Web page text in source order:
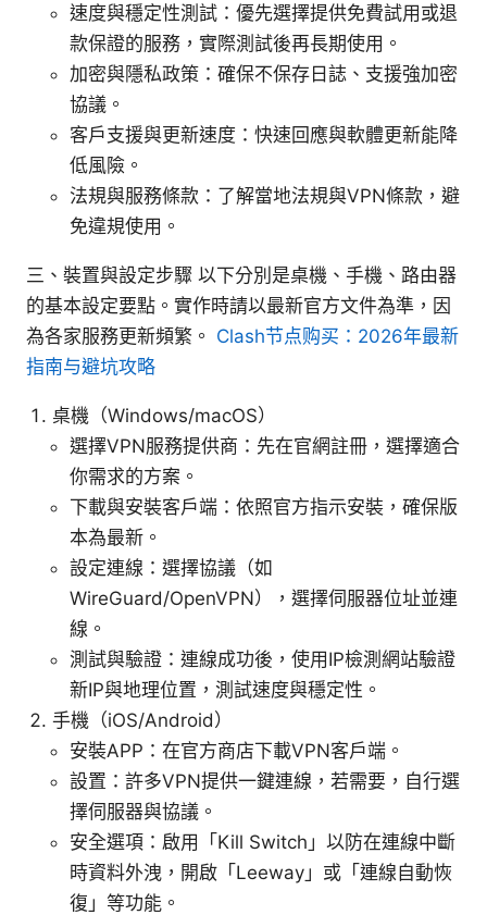
速度與穩定性測試：優先選擇提供免費試用或退
款保證的服務，實際測試後再長期使用。
加密與隱私政策：確保不保存日誌、支援強加密
協議。
客戶支援與更新速度：快速回應與軟體更新能降
低風險。
法規與服務條款：了解當地法規與VPN條款，避
免違規使用。
三、裝置與設定步驟 以下分別是桌機、手機、路由器
的基本設定要點。實作時請以最新官方文件為準，因
為各家服務更新頻繁。 Clash节点购买：2026年最新
指南与避坑攻略
桌機（Windows/macOS）
選擇VPN服務提供商：先在官網註冊，選擇適合
你需求的方案。
下載與安裝客戶端：依照官方指示安裝，確保版
本為最新。
設定連線：選擇協議（如
WireGuard/OpenVPN），選擇伺服器位址並連
線。
測試與驗證：連線成功後，使用IP檢測網站驗證
新IP與地理位置，測試速度與穩定性。
手機（iOS/Android）
安裝APP：在官方商店下載VPN客戶端。
設置：許多VPN提供一鍵連線，若需要，自行選
擇伺服器與協議。
安全選項：啟用「Kill Switch」以防在連線中斷
時資料外洩，開啟「Leeway」或「連線自動恢
復」等功能。